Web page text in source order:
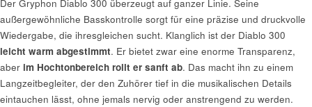
Der Gryphon Diablo 300 überzeugt auf ganzer Linie. Seine
außergewöhnliche Basskontrolle sorgt für eine präzise und druckvolle
Wiedergabe, die ihresgleichen sucht. Klanglich ist der Diablo 300
leicht warm abgestimmt. Er bietet zwar eine enorme Transparenz,
aber im Hochtonbereich rollt er sanft ab. Das macht ihn zu einem
Langzeitbegleiter, der den Zuhörer tief in die musikalischen Details
eintauchen lässt, ohne jemals nervig oder anstrengend zu werden.